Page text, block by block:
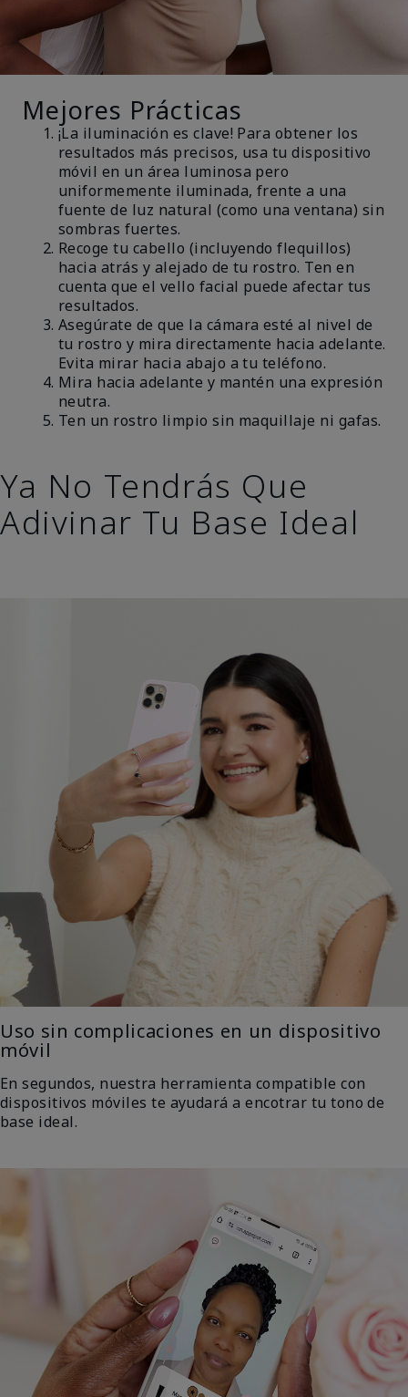
Mejores Prácticas
¡La iluminación es clave! Para obtener los
resultados más precisos, usa tu dispositivo
móvil en un área luminosa pero
uniformemente iluminada, frente a una
fuente de luz natural (como una ventana) sin
sombras fuertes.
Recoge tu cabello (incluyendo flequillos)
hacia atrás y alejado de tu rostro. Ten en
cuenta que el vello facial puede afectar tus
resultados.
Asegúrate de que la cámara esté al nivel de
tu rostro y mira directamente hacia adelante.
Evita mirar hacia abajo a tu teléfono.
Mira hacia adelante y mantén una expresión
neutra.
Ten un rostro limpio sin maquillaje ni gafas.
Ya No Tendrás Que
Adivinar Tu Base Ideal
Uso sin complicaciones en un dispositivo
móvil
En segundos, nuestra herramienta compatible con
dispositivos móviles te ayudará a encotrar tu tono de
base ideal.